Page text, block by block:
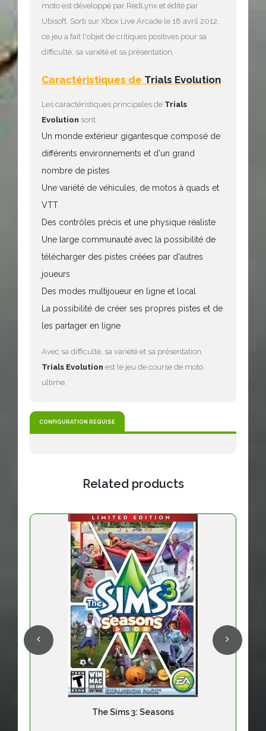
moto est développé par RedLynx et édité par
Ubisoft. Sorti sur Xbox Live Arcade le 18 avril 2012,
ce jeu a fait l'objet de critiques positives pour sa
difficulté, sa variété et sa présentation.
Caractéristiques de Trials Evolution
Les caractéristiques principales de Trials
Evolution sont :
Un monde extérieur gigantesque composé de
différents environnements et d'un grand
nombre de pistes
Une variété de véhicules, de motos à quads et
VTT
Des contrôles précis et une physique réaliste
Une large communauté avec la possibilité de
télécharger des pistes créées par d'autres
joueurs
Des modes multijoueur en ligne et local
La possibilité de créer ses propres pistes et de
les partager en ligne
Avec sa difficulté, sa variété et sa présentation,
Trials Evolution est le jeu de course de moto
ultime.
CONFIGURATION REQUISE
Related products
The Sims 3: Seasons